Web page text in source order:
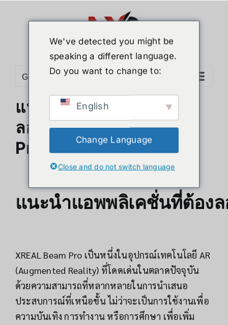
Go to...
แนะนำแอพพลิเคชั่นที่ต้อง
ลองใช้กับ XREAL Beam
Pro
แนะนำแอพพลิเคชั่นที่ต้อง
XREAL Beam Pro เป็นหนึ่งในอุปกรณ์เทคโนโลยี AR
(Augmented Reality) ที่โดดเด่นในตลาดปัจจุบัน
ด้วยความสามารถที่หลากหลายในการนำเสนอ
ประสบการณ์ที่เหนือชั้น ไม่ว่าจะเป็นการใช้งานเพื่อ
ความบันเทิง การทำงาน หรือการศึกษา เพื่อเพิ่ม
We've detected you might be
speaking a different language.
Do you want to change to:
English
Change Language
Close and do not switch language